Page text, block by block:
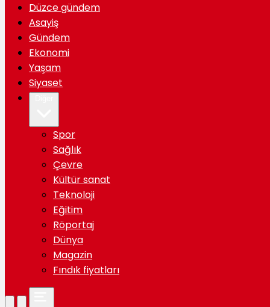
Düzce gündem
Asayiş
Gündem
Ekonomi
Yaşam
Siyaset
Spor
Sağlık
Çevre
Kültür sanat
Teknoloji
Eğitim
Röportaj
Dünya
Magazin
Fındık fiyatları